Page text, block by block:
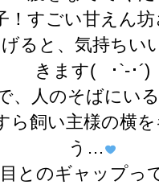
！すごい甘えん
ると、気持ちい
きます( ･`-･´)
、人のそばにい
ら飼い主様の横
う…
とのギャップ